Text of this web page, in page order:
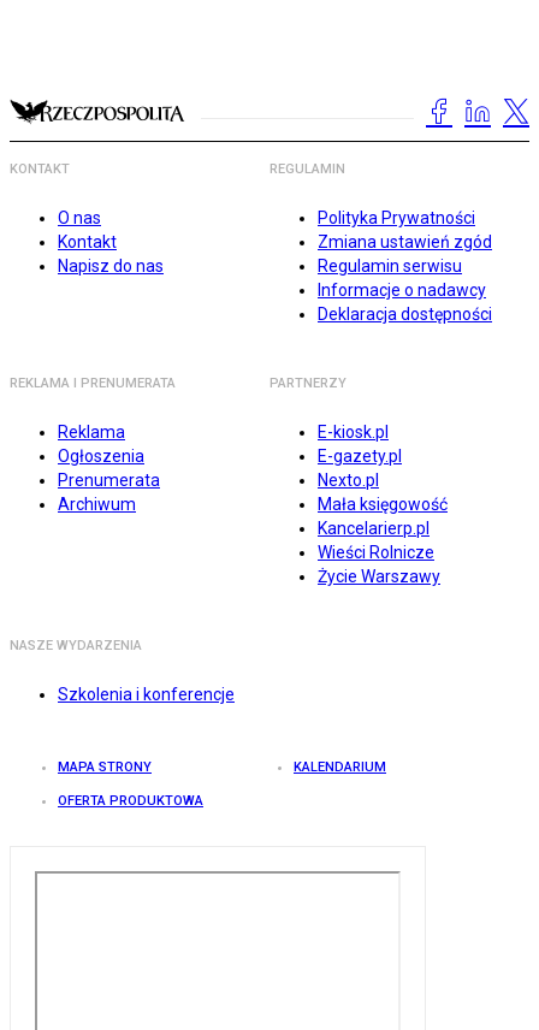
KONTAKT
O nas
Kontakt
Napisz do nas
REGULAMIN
Polityka Prywatności
Zmiana ustawień zgód
Regulamin serwisu
Informacje o nadawcy
Deklaracja dostępności
REKLAMA I PRENUMERATA
Reklama
Ogłoszenia
Prenumerata
Archiwum
PARTNERZY
E-kiosk.pl
E-gazety.pl
Nexto.pl
Mała księgowość
Kancelarierp.pl
Wieści Rolnicze
Życie Warszawy
NASZE WYDARZENIA
Szkolenia i konferencje
MAPA STRONY KALENDARIUM
OFERTA PRODUKTOWA